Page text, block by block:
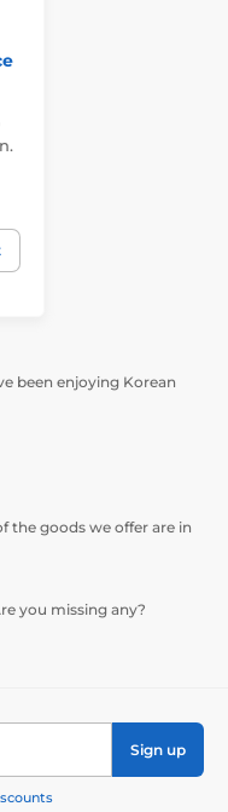
been enjoying Korean
the goods we offer are in
you missing any?
Sign up